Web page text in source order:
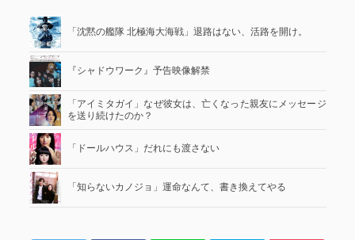
「沈黙の艦隊 北極海大海戦」退路はない、活路を開け。
『シャドウワーク』予告映像解禁
「アイミタガイ」なぜ彼女は、亡くなった親友にメッセージ
を送り続けたのか？
「ドールハウス」だれにも渡さない
「知らないカノジョ」運命なんて、書き換えてやる